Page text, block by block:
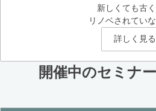
新しくても古
リノベされてい
詳しく見る
開催中のセミナ